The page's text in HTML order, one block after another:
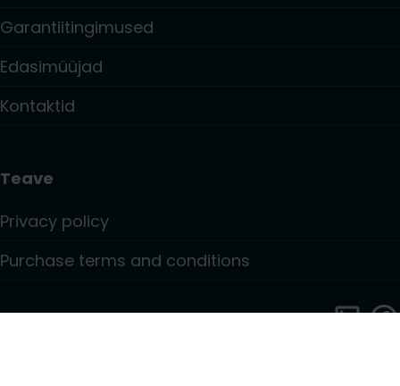
Garantiitingimused
Edasimüüjad
Kontaktid
Teave
Privacy policy
Purchase terms and conditions